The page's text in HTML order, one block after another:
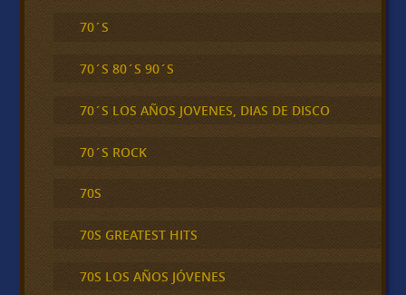
70´S
70´S 80´S 90´S
70´S LOS AÑOS JOVENES, DIAS DE DISCO
70´S ROCK
70S
70S GREATEST HITS
70S LOS AÑOS JÓVENES